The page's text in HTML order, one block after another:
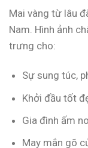
Mai vàng từ lâu
Nam. Hình ảnh
trưng cho:
Sự sung túc,
Khởi đầu tốt
Gia đình ấm
May mắn gõ